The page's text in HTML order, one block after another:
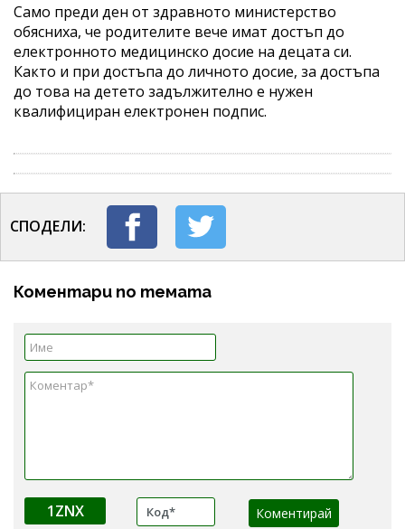
Само преди ден от здравното министерство
обясниха, че родителите вече имат достъп до
електронното медицинско досие на децата си.
Както и при достъпа до личното досие, за достъпа
до това на детето задължително е нужен
квалифициран електронен подпис.
СПОДЕЛИ:
Коментари по темата
1ZNX